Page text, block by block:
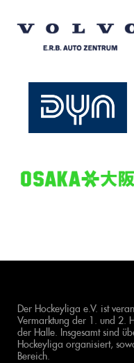
Der Hockeyliga e.V. ist
Vermarktung der 1. und 2.
der Halle. Insgesamt sind
Hockeyliga organisiert,
Bereich.